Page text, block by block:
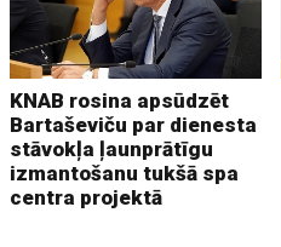
KNAB rosina apsūdzēt
Bartaševiču par dienesta
stāvokļa ļaunprātīgu
izmantošanu tukšā spa
centra projektā